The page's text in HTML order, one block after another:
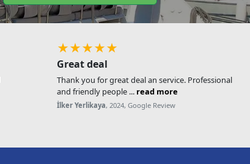
★★★★★
Great deal
Thank you for great deal an service. Professional
and friendly people ... read more
İlker Yerlikaya, 2024, Google Review